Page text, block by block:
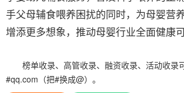
手父母辅食喂养困扰的同时，为母婴营
增添更多想象，推动母婴行业全面健康
榜单收录、高管收录、融资收录、活动收录
#qq.com（把#换成@）。